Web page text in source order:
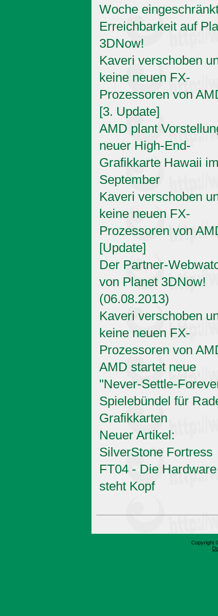
Woche
Erreichbarkeit auf
3DNow!
Kaveri verschoben
keine neuen FX-
Prozessoren von
[3. Update]
AMD plant
neuer High-End-
Grafikkarte Hawaii
September
Kaveri verschoben
keine neuen FX-
Prozessoren von
[Update]
Der Partner-
von Planet 3DNow!
(06.08.2013)
Kaveri verschoben
keine neuen FX-
Prozessoren von
AMD startet neue
"Never-Settle-
Spielebündel für
Grafikkarten
Neuer Artikel:
SilverStone Fortress
FT04 - Die Hardware
steht Kopf
Copyright